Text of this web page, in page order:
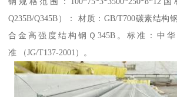
Q235B/Q345B）： 材质：GB/T700碳素结构
合金高强度结构钢Ｑ345B。标准：中
准 （JG/T137-2001）。